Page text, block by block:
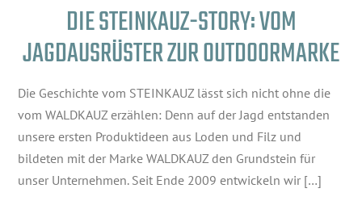
DIE STEINKAUZ-STORY: VOM
JAGDAUSRÜSTER ZUR OUTDOORMARKE
Die Geschichte vom STEINKAUZ lässt sich nicht ohne die
vom WALDKAUZ erzählen: Denn auf der Jagd entstanden
unsere ersten Produktideen aus Loden und Filz und
bildeten mit der Marke WALDKAUZ den Grundstein für
unser Unternehmen. Seit Ende 2009 entwickeln wir […]